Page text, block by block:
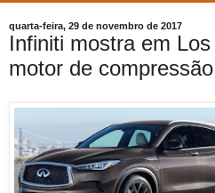
quarta-feira, 29 de novembro de 2017
Infiniti mostra em
motor de